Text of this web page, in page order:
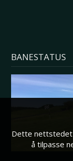
BANESTATUS
Dette nettstedet
å tilpasse